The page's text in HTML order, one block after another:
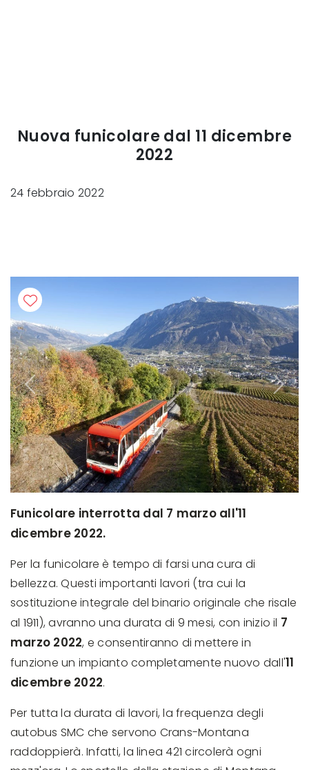
Nuova funicolare dal 11 dicembre
2022
24 febbraio 2022
Previous Next
Funicolare interrotta dal 7 marzo all'11
dicembre 2022.
Per la funicolare è tempo di farsi una cura di
bellezza. Questi importanti lavori (tra cui la
sostituzione integrale del binario originale che risale
al 1911), avranno una durata di 9 mesi, con inizio il 7
marzo 2022, e consentiranno di mettere in
funzione un impianto completamente nuovo dall'11
dicembre 2022.
Per tutta la durata di lavori, la frequenza degli
autobus SMC che servono Crans-Montana
raddoppierà. Infatti, la linea 421 circolerà ogni